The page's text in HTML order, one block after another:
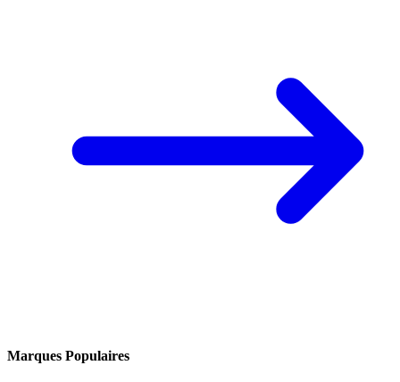
Marques Populaires